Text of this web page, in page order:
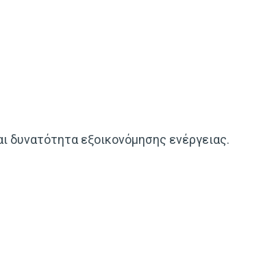
δυνατότητα εξοικονόμησης ενέργειας.